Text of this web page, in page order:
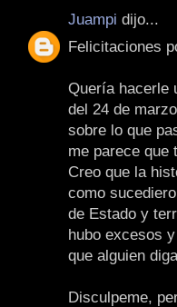
Juampi dijo...
Felicitaciones
Quería hacerle
del 24 de
sobre lo que
me parece que
Creo que la
como
de Estado y
hubo excesos
que alguien
Disculpeme,